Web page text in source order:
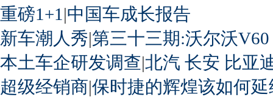
重磅1+1 |中国车成长报告
新车潮人秀|第三十三期:沃尔沃
本土车企研发调查|北汽 长安 比亚
超级经销商|保时捷的辉煌该如何延